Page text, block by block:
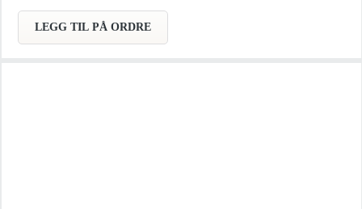
jobber raskere.
LEGG TIL PÅ ORDRE